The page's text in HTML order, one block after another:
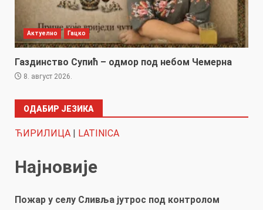
Актуелно Гацко
Газдинство Супић – одмор под небом Чемерна
8. август 2026.
ОДАБИР ЈЕЗИКА
ЋИРИЛИЦА LATINICA
Најновије
Пожар у селу Сливља јутрос под контролом